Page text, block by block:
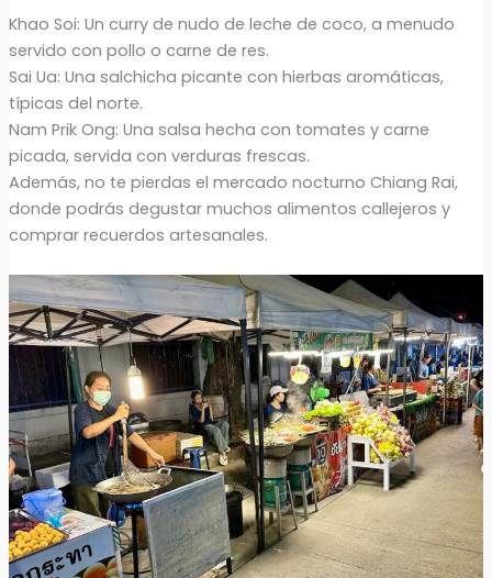
Khao Soi: Un curry de nudo de leche de coco, a menudo
servido con pollo o carne de res.
Sai Ua: Una salchicha picante con hierbas aromáticas,
típicas del norte.
Nam Prik Ong: Una salsa hecha con tomates y carne
picada, servida con verduras frescas.
Además, no te pierdas el mercado nocturno Chiang Rai,
donde podrás degustar muchos alimentos callejeros y
comprar recuerdos artesanales.